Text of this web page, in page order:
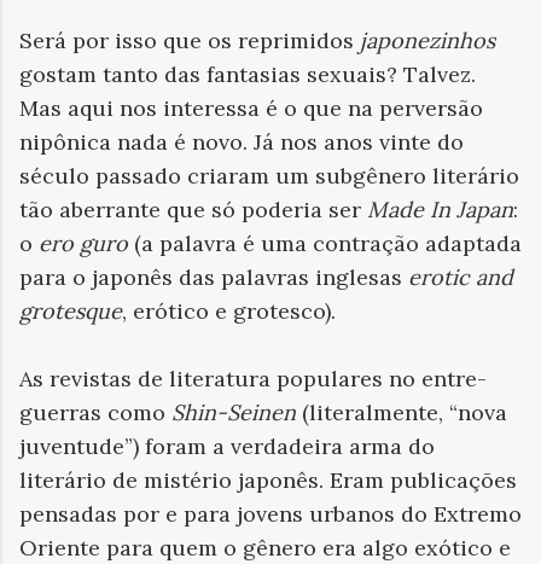
Será por isso que os reprimidos japonezinhos
gostam tanto das fantasias sexuais? Talvez.
Mas aqui nos interessa é o que na perversão
nipônica nada é novo. Já nos anos vinte do
século passado criaram um subgênero literário
tão aberrante que só poderia ser Made In Japan:
o ero guro (a palavra é uma contração adaptada
para o japonês das palavras inglesas erotic and
grotesque, erótico e grotesco).
As revistas de literatura populares no entre-
guerras como Shin-Seinen (literalmente, “nova
juventude”) foram a verdadeira arma do
literário de mistério japonês. Eram publicações
pensadas por e para jovens urbanos do Extremo
Oriente para quem o gênero era algo exótico e